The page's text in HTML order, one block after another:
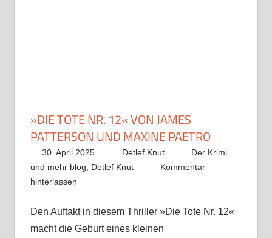
»DIE TOTE NR. 12« VON JAMES
PATTERSON UND MAXINE PAETRO
30. April 2025 Detlef Knut
Der Krimi
und mehr blog
Detlef Knut
Kommentar
hinterlassen
Den Auftakt in diesem Thriller »Die Tote Nr. 12«
macht die Geburt eines kleinen